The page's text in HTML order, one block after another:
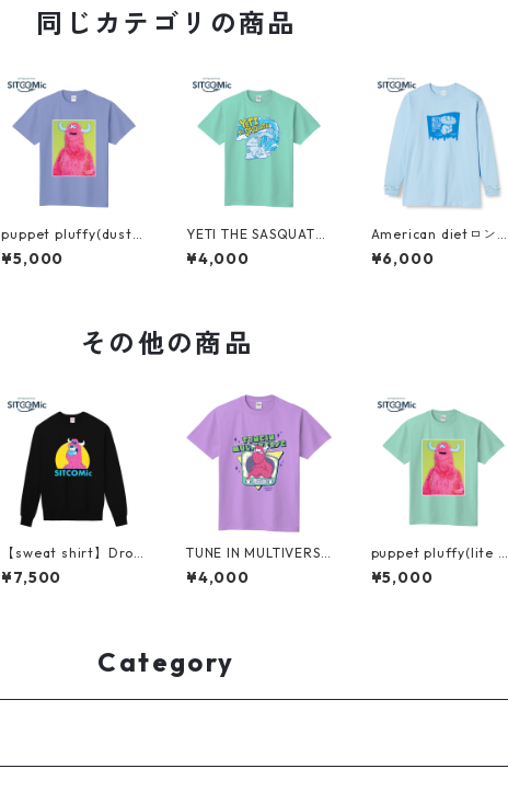
同じカテゴリの商品
puppet pluffy(dusty
blue)
¥5,000
YETI THE SASQUATC
H(light green)
¥4,000
American dietロング
Tシャツ(lite blue)
¥6,000
その他の商品
【sweat shirt】Drop
eyes pink monster(b
lack)
¥7,500
TUNE IN MULTIVERSE
(light purple)
¥4,000
puppet pluffy(lite gr
een)
¥5,000
Category